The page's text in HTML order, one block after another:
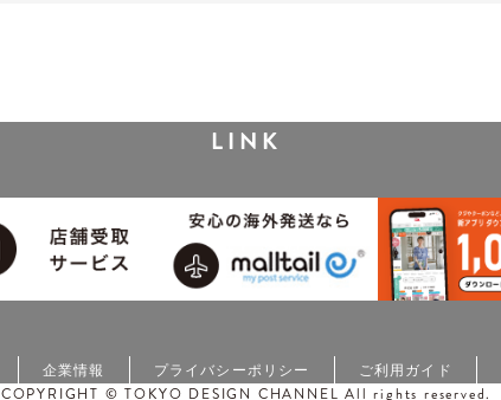
LINK
企業情報 プライバシーポリシー ご利用ガイド
COPYRIGHT © TOKYO DESIGN CHANNEL All rights reserved.